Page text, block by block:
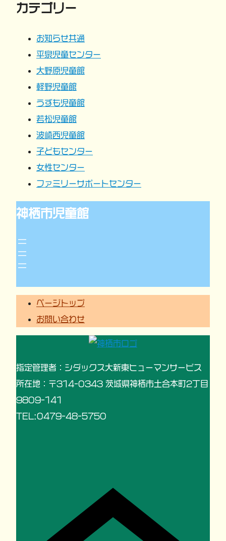
ゲ
カテゴリー
お知らせ共通
平泉児童センター
大野原児童館
軽野児童館
うずも児童館
若松児童館
波崎西児童館
子どもセンター
女性センター
ファミリーサポートセンター
神栖市児童館
ページトップ
お問い合わせ
指定管理者：シダックス大新東ヒューマンサービス
所在地：〒314-0343 茨城県神栖市土合本町2丁目
9809-141
TEL:0479-48-5750